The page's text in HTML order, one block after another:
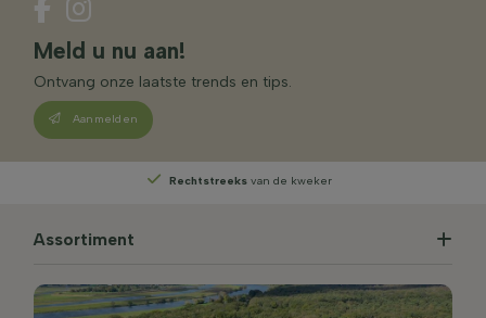
Meld u nu aan!
Ontvang onze laatste trends en tips.
Aanmelden
Rechtstreeks van de kweker
Assortiment